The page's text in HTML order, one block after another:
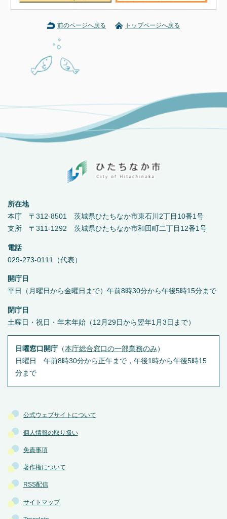
前のページへ戻る トップページへ戻る
公式ウェブサイトについて
個人情報の取り扱い
免責事項
著作権について
RSS配信
サイトマップ
所在地
本庁 〒312-8501 茨城県ひたちなか市東石川2丁目10番1号
支所 〒311-1292 茨城県ひたちなか市和田町二丁目12番1号
電話
029-273-0111（代表）
開庁日
平日（月曜日から金曜日まで）午前8時30分から午後5時15分まで
閉庁日
土曜日・祝日・年末年始（12月29日から翌年1月3日まで）
日曜窓口開庁（本庁総合窓口の一部業務のみ ）
日曜日 午前8時30分から正午まで，午後1時から午後5時15
分まで